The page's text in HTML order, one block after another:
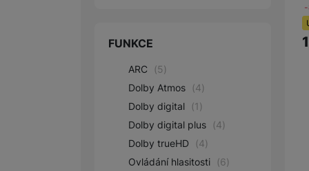
FUNKCE
ARC (5)
Dolby Atmos
(4)
Dolby digital
(1)
Dolby digital plus
(4)
Dolby trueHD
(4)
Ovládání hlasitosti
(6)
-